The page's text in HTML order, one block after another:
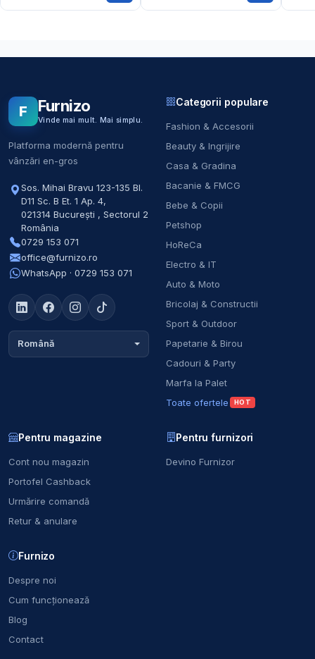
F Furnizo
Vinde mai mult. Mai simplu.
Platforma modernă pentru
vânzări en-gros
Sos. Mihai Bravu 123-135 Bl.
D11 Sc. B Et. 1 Ap. 4,
021314 București , Sectorul 2
România
0729 153 071
office@furnizo.ro
WhatsApp · 0729 153 071
Română
Categorii populare
Fashion & Accesorii
Beauty & Ingrijire
Casa & Gradina
Bacanie & FMCG
Bebe & Copii
Petshop
HoReCa
Electro & IT
Auto & Moto
Bricolaj & Constructii
Sport & Outdoor
Papetarie & Birou
Cadouri & Party
Marfa la Palet
Toate ofertele
HOT
Pentru magazine
Cont nou magazin
Portofel Cashback
Urmărire comandă
Retur & anulare
Pentru furnizori
Devino Furnizor
Furnizo
Despre noi
Cum funcționează
Blog
Contact